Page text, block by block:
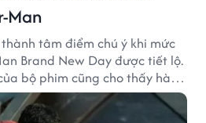
Man
tâm điểm chú ý khi mức
Brand New Day được tiết lộ.
bộ phim cũng cho thấy hành
ý của nam diễn viên sau
vai Người Nhện.